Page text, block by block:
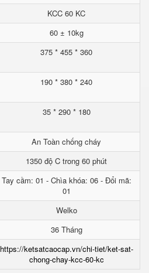
KCC 60 KC
60 ± 10kg
375 * 455 * 360
190 * 380 * 240
35 * 290 * 180
An Toàn chống cháy
1350 độ C trong 60 phút
Tay cầm: 01 - Chìa khóa: 06 - Đổi mã:
01
Welko
36 Tháng
https://ketsatcaocap.vn/chi-tiet/ket-sat-
chong-chay-kcc-60-kc